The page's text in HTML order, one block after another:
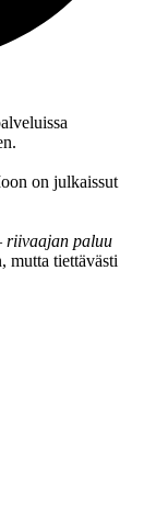
on julkaissut
riivaajan paluu
mutta tiettävästi